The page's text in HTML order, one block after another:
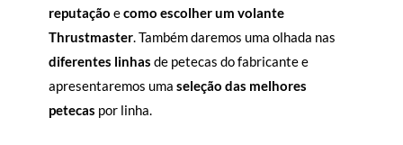
reputação ecomo escolher um volante
Thrustmaster. Também daremos uma olhada nas
diferentes linhas de petecas do fabricante e
apresentaremos uma seleção das melhores
petecas por linha.